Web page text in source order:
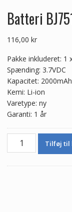
Batteri
116,00 kr
Pakke inkluderet:
Spænding: 3.7VDC
Kapacitet:
Kemi: Li-ion
Varetype: ny
Garanti: 1 år
Batteri
BJ75100
Tilføj til